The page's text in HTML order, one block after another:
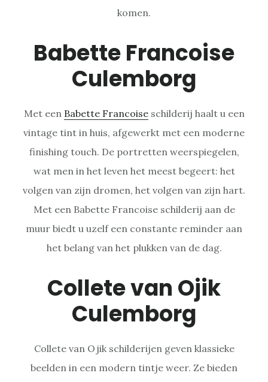
komen.
Babette Francoise
Culemborg
Met een Babette Francoiseschilderij haalt u een
vintage tint in huis, afgewerkt met een moderne
finishing touch. De portretten weerspiegelen,
wat men in het leven het meest begeert: het
volgen van zijn dromen, het volgen van zijn hart.
Met een Babette Francoise schilderij aan de
muur biedt u uzelf een constante reminder aan
het belang van het plukken van de dag.
Collete van Ojik
Culemborg
Collete van Ojik schilderijen geven klassieke
beelden in een modern tintje weer. Ze bieden